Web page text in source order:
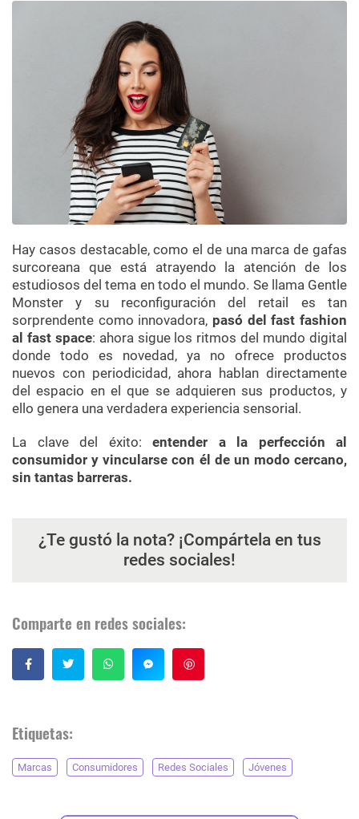
Hay casos destacable, como el de una marca de gafas
surcoreana que está atrayendo la atención de los
estudiosos del tema en todo el mundo. Se llama Gentle
Monster y su reconfiguración del retail es tan
sorprendente como innovadora, pasó del fast fashion
al fast space: ahora sigue los ritmos del mundo digital
donde todo es novedad, ya no ofrece productos
nuevos con periodicidad, ahora hablan directamente
del espacio en el que se adquieren sus productos, y
ello genera una verdadera experiencia sensorial.
La clave del éxito: entender a la perfección al
consumidor y vincularse con él de un modo cercano,
sin tantas barreras.
¿Te gustó la nota? ¡Compártela en tus
redes sociales!
Comparte en redes sociales:
Etiquetas:
Marcas Consumidores Redes Sociales Jóvenes